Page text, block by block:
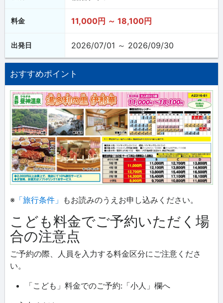
料金 11,000円 ～ 18,100円
出発日 2026/07/01 ～ 2026/09/30
おすすめポイント
※ 「旅行条件」 もお読みのうえお申し込みください。
こども料金でご予約いただく場
合の注意点
ご予約の際、人員を入力する料金区分にご注意くださ
い。
「こども」料金でのご予約:「小人」欄へ